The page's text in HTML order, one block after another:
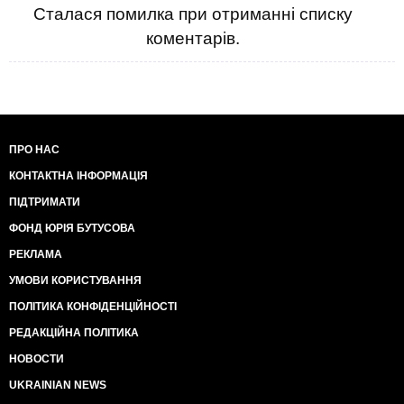
Сталася помилка при отриманні списку
коментарів.
ПРО НАС
КОНТАКТНА ІНФОРМАЦІЯ
ПІДТРИМАТИ
ФОНД ЮРІЯ БУТУСОВА
РЕКЛАМА
УМОВИ КОРИСТУВАННЯ
ПОЛІТИКА КОНФІДЕНЦІЙНОСТІ
РЕДАКЦІЙНА ПОЛІТИКА
НОВОСТИ
UKRAINIAN NEWS